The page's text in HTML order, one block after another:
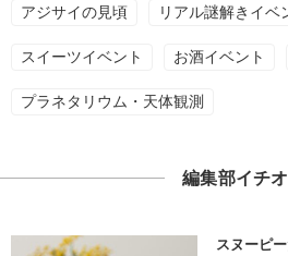
アジサイの見頃 リアル謎解きイベ
スイーツイベント お酒イベント
プラネタリウム・天体観測
編集部イチ
スヌーピ